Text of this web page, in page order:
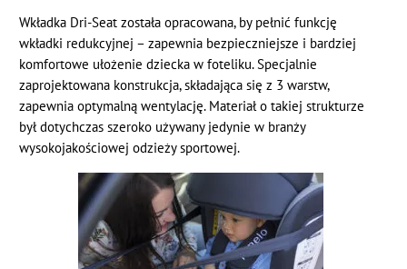
Wkładka Dri-Seat została opracowana, by pełnić funkcję
wkładki redukcyjnej – zapewnia bezpieczniejsze i bardziej
komfortowe ułożenie dziecka w foteliku. Specjalnie
zaprojektowana konstrukcja, składająca się z 3 warstw,
zapewnia optymalną wentylację. Materiał o takiej strukturze
był dotychczas szeroko używany jedynie w branży
wysokojakościowej odzieży sportowej.